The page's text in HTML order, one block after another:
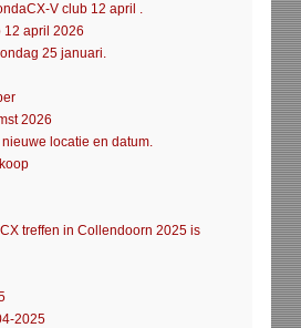
V club 12 april .
12 april 2026
25 januari.
2026
locatie en datum.
treffen in Collendoorn 2025 is
2025